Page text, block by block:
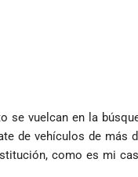
se vuelcan en la
de vehículos de más
como es mi